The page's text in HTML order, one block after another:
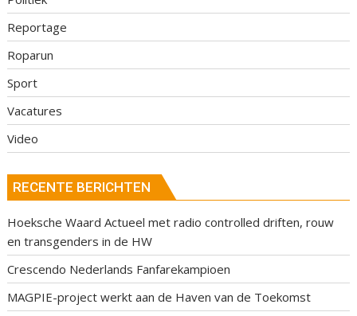
Reportage
Roparun
Sport
Vacatures
Video
RECENTE BERICHTEN
Hoeksche Waard Actueel met radio controlled driften, rouw
en transgenders in de HW
Crescendo Nederlands Fanfarekampioen
MAGPIE-project werkt aan de Haven van de Toekomst